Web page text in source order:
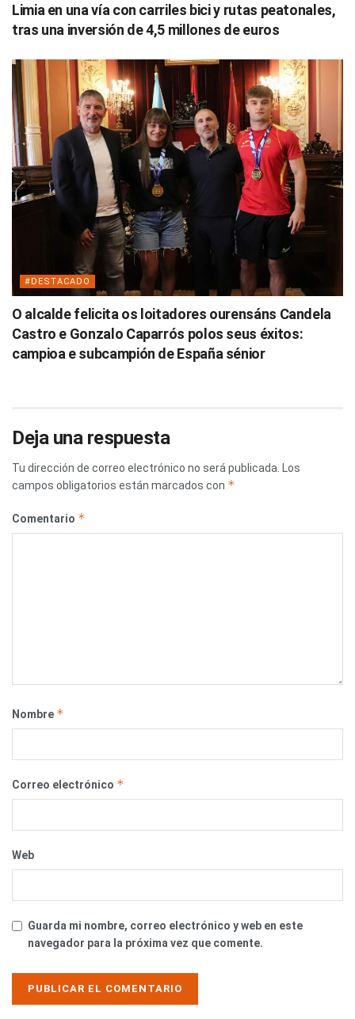
Limia en una vía con carriles bici y rutas peatonales,
tras una inversión de 4,5 millones de euros
#DESTACADO
O alcalde felicita os loitadores ourensáns Candela
Castro e Gonzalo Caparrós polos seus éxitos:
campioa e subcampión de España sénior
Deja una respuesta
Tu dirección de correo electrónico no será publicada.
Los
campos obligatorios están marcados con *
Comentario *
Nombre *
Correo electrónico *
Web
Guarda mi nombre, correo electrónico y web en este
navegador para la próxima vez que comente.